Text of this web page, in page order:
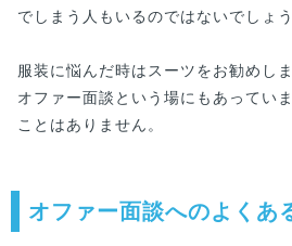
でしまう人もいるのではないでしょう
服装に悩んだ時はスーツをお勧めし
オファー面談という場にもあってい
ことはありません。
オファー面談へのよくあ